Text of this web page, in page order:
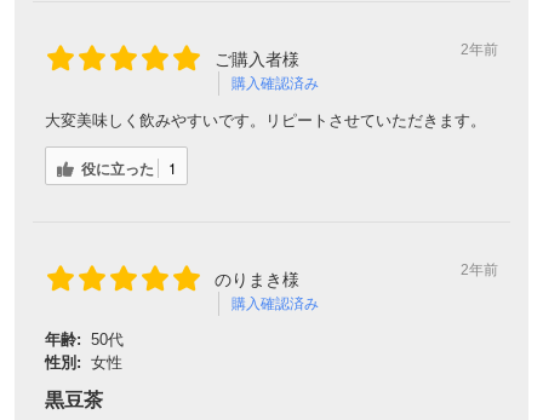
ご購入者様
購入確認済み
2年前
大変美味しく飲みやすいです。リピートさせていただきます。
役に立った 1
のりまき様
購入確認済み
2年前
年齢: 50代
性別: 女性
黒豆茶